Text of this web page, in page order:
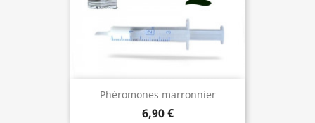
Phéromones marronnier
6,90 €